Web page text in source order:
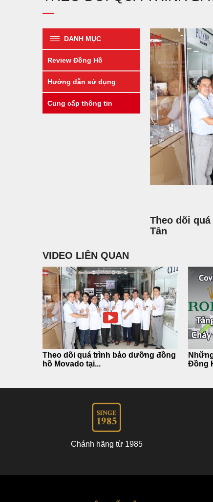
DANH MỤC
Review Đồng Hồ
Hướng dẫn sử dụng
Cung cấp thông tin
Theo dõi
Tân
VIDEO LIÊN QUAN
Theo dõi quá trình bảo dưỡng đồng
hồ Movado tại...
Đồng
Chánh hãng từ 1985